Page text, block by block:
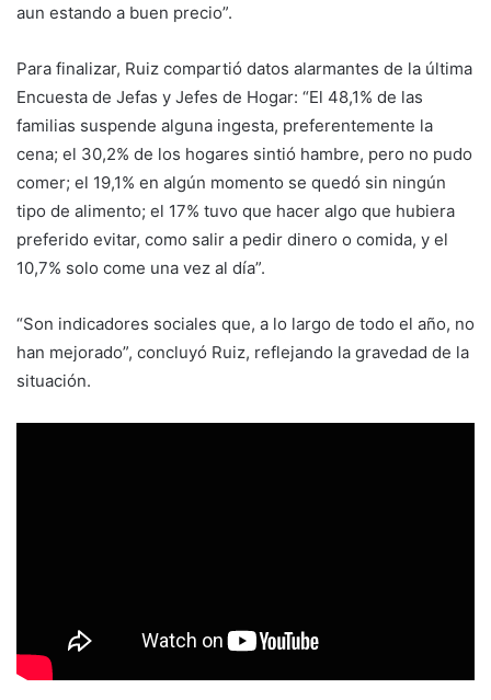
aun estando a buen precio”.
Para finalizar, Ruiz compartió datos alarmantes de la última
Encuesta de Jefas y Jefes de Hogar: “El 48,1% de las
familias suspende alguna ingesta, preferentemente la
cena; el 30,2% de los hogares sintió hambre, pero no pudo
comer; el 19,1% en algún momento se quedó sin ningún
tipo de alimento; el 17% tuvo que hacer algo que hubiera
preferido evitar, como salir a pedir dinero o comida, y el
10,7% solo come una vez al día”.
“Son indicadores sociales que, a lo largo de todo el año, no
han mejorado”, concluyó Ruiz, reflejando la gravedad de la
situación.